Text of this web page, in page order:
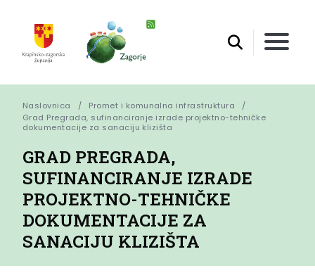
Naslovnica
Promet i komunalna infrastruktura
Grad Pregrada, sufinanciranje izrade projektno-tehničke
dokumentacije za sanaciju klizišta
GRAD PREGRADA,
SUFINANCIRANJE IZRADE
PROJEKTNO-TEHNIČKE
DOKUMENTACIJE ZA
SANACIJU KLIZIŠTA